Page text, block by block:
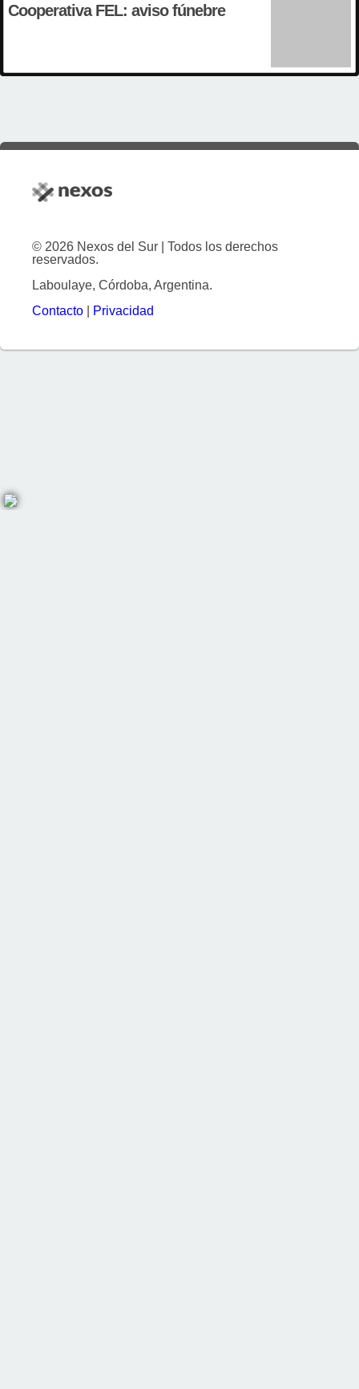
Cooperativa FEL: aviso fúnebre
© 2026 Nexos del Sur | Todos los derechos
reservados.
Laboulaye, Córdoba, Argentina.
Contacto
Privacidad